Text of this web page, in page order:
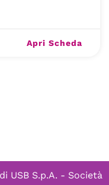
Apri Scheda
USB S.p.A. - Società